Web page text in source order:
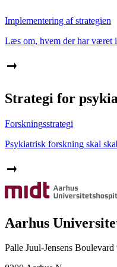
Implementering af strategien
Læs om, hvem der har været
Strategi for
Forskningsstrategi
Psykiatrisk forskning skal
Aarhus
Palle Juul-Jensens Boulevard